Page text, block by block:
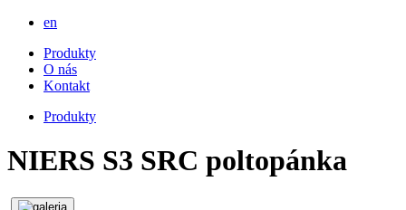
en
Produkty
O nás
Kontakt
Produkty
NIERS S3 SRC poltopánka